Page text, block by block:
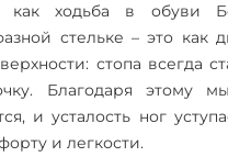
ходьба в обуви
стельке – это как
стопа всегда
Благодаря этому
и усталость ног
и легкости.